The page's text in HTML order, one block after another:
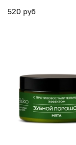
520 руб